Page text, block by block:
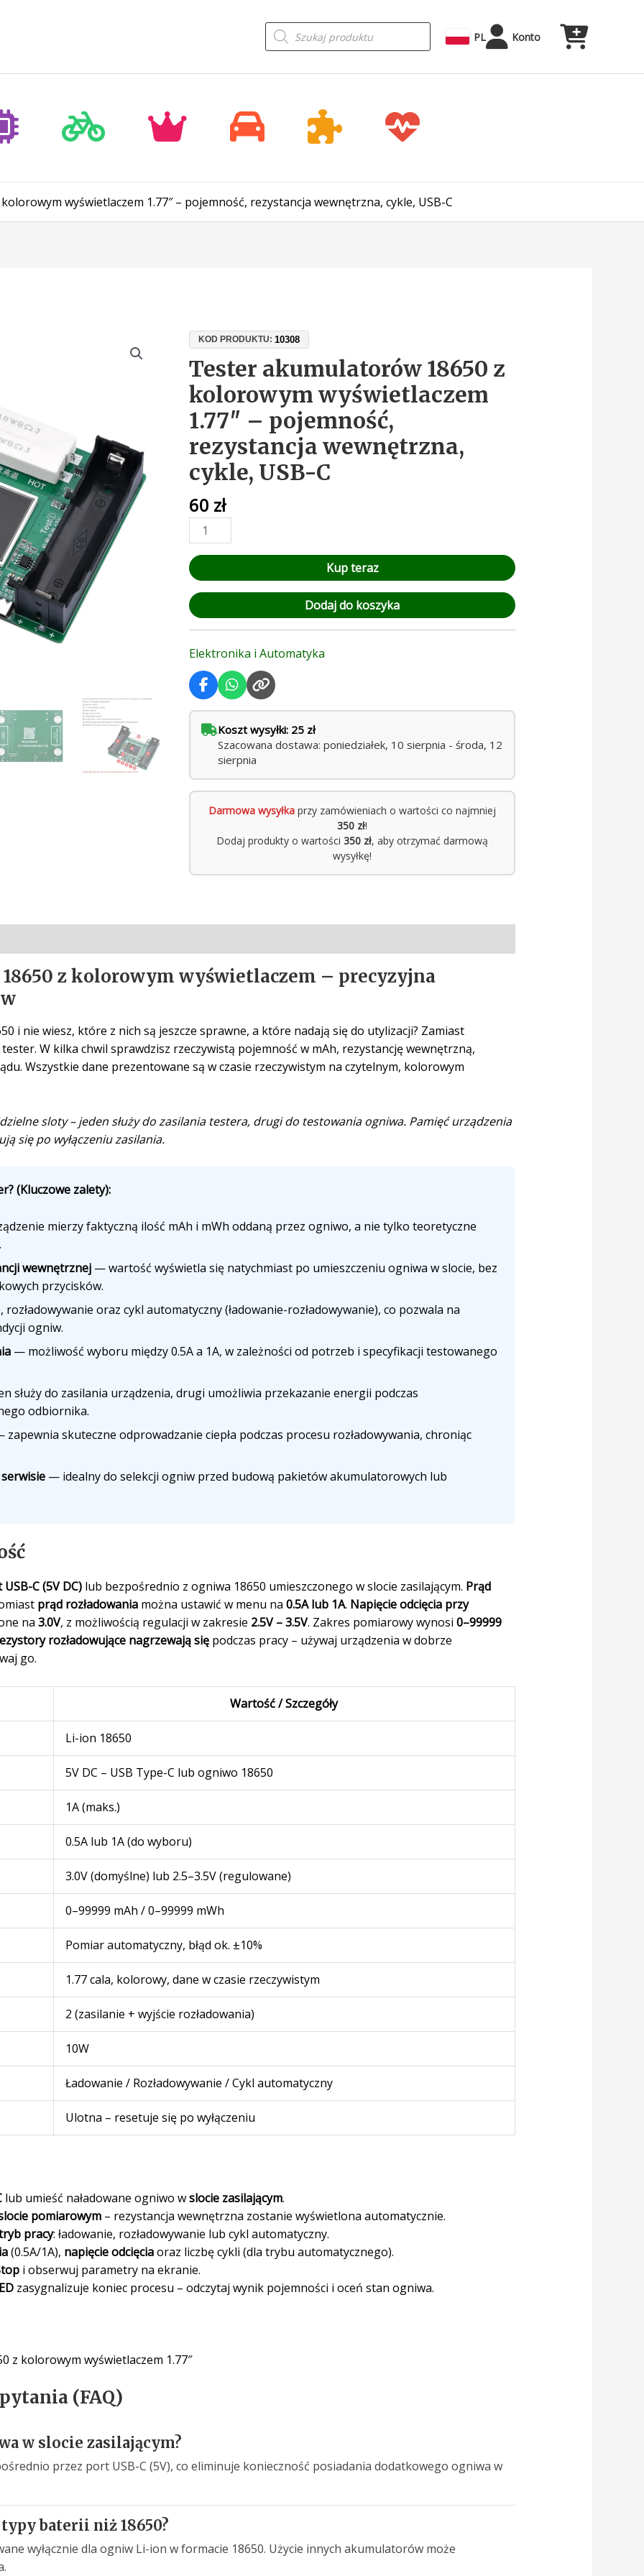
Wyszukiwarka
produktów PL Konto
wyświetlaczem 1.77″ – pojemność, rezystancja wewnętrzna, cykle, USB-C
KOD PRODUKTU:10308
Tester akumulatorów 18650 z
kolorowym wyświetlaczem
1.77″ – pojemność,
rezystancja wewnętrzna,
cykle, USB-C
60 zł
ilość
akumulatorów
18650
z
kolorowym
wyświetlaczem
1.77"
–
pojemność,
rezystancja
wewnętrzna,
cykle,
USB-
Kup teraz
Dodaj do koszyka
Elektronika i Automatyka
Koszt wysyłki: 25 zł
Szacowana dostawa: poniedziałek, 10 sierpnia - środa, 12
sierpnia
Darmowa wysyłka przy zamówieniach o wartości co najmniej
350 zł!
Dodaj produkty o wartości350 zł, aby otrzymać darmową
wysyłkę!
z kolorowym wyświetlaczem – precyzyjna
i nie wiesz, które z nich są jeszcze sprawne, a które nadają się do utylizacji? Zamiast
W kilka chwil sprawdzisz rzeczywistą pojemność w mAh, rezystancję wewnętrzną,
Wszystkie dane prezentowane są w czasie rzeczywistym na czytelnym, kolorowym
sloty – jeden służy do zasilania testera, drugi do testowania ogniwa. Pamięć urządzenia
się po wyłączeniu zasilania.
(Kluczowe zalety):
mierzy faktyczną ilość mAh i mWh oddaną przez ogniwo, a nie tylko teoretyczne
wewnętrznej— wartość wyświetla się natychmiast po umieszczeniu ogniwa w slocie, bez
przycisków.
oraz cykl automatyczny (ładowanie-rozładowywanie), co pozwala na
ogniw.
— możliwość wyboru między 0.5A a 1A, w zależności od potrzeb i specyfikacji testowanego
służy do zasilania urządzenia, drugi umożliwia przekazanie energii podczas
odbiornika.
skuteczne odprowadzanie ciepła podczas procesu rozładowywania, chroniąc
— idealny do selekcji ogniw przed budową pakietów akumulatorowych lub
C (5V DC)lub bezpośrednio z ogniwa 18650 umieszczonego w slocie zasilającym. Prąd
prąd rozładowaniamożna ustawić w menu na 0.5A lub 1A. Napięcie odcięcia przy
na 3.0V, z możliwością regulacji w zakresie 2.5V – 3.5V. Zakres pomiarowy wynosi 0–99999
rozładowujące nagrzewają siępodczas pracy – używaj urządzenia w dobrze
go.
Wartość / Szczegóły
Li-ion 18650
5V DC – USB Type-C lub ogniwo 18650
1A (maks.)
0.5A lub 1A (do wyboru)
3.0V (domyślne) lub 2.5–3.5V (regulowane)
0–99999 mAh / 0–99999 mWh
Pomiar automatyczny, błąd ok. ±10%
1.77 cala, kolorowy, dane w czasie rzeczywistym
2 (zasilanie + wyjście rozładowania)
10W
Ładowanie / Rozładowywanie / Cykl automatyczny
Ulotna – resetuje się po wyłączeniu
lub umieść naładowane ogniwo wslocie zasilającym.
pomiarowym– rezystancja wewnętrzna zostanie wyświetlona automatycznie.
pracy: ładowanie, rozładowywanie lub cykl automatyczny.
(0.5A/1A), napięcie odcięciaoraz liczbę cykli (dla trybu automatycznego).
i obserwuj parametry na ekranie.
zasygnalizuje koniec procesu – odczytaj wynik pojemności i oceń stan ogniwa.
z kolorowym wyświetlaczem 1.77″
(FAQ)
w slocie zasilającym?
przez port USB-C (5V), co eliminuje konieczność posiadania dodatkowego ogniwa w
baterii niż 18650?
wyłącznie dla ogniw Li-ion w formacie 18650. Użycie innych akumulatorów może